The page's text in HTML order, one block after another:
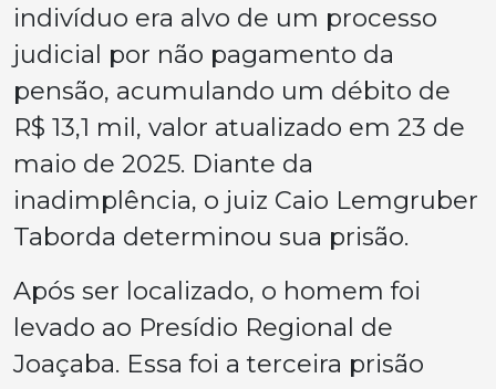
indivíduo era alvo de um processo
judicial por não pagamento da
pensão, acumulando um débito de
R$ 13,1 mil, valor atualizado em 23 de
maio de 2025. Diante da
inadimplência, o juiz Caio Lemgruber
Taborda determinou sua prisão.
Após ser localizado, o homem foi
levado ao Presídio Regional de
Joaçaba. Essa foi a terceira prisão